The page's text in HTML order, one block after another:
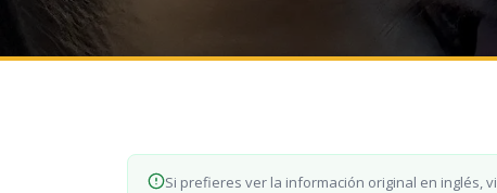
Si prefieres ver la información original en inglés,